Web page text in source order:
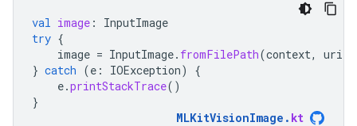
val image :
InputImage
try {
image = InputImage. fromFilePath(context, uri
} catch (e : IOException)
{
e.printStackTrace()
}
MLKitVisionImage . kt